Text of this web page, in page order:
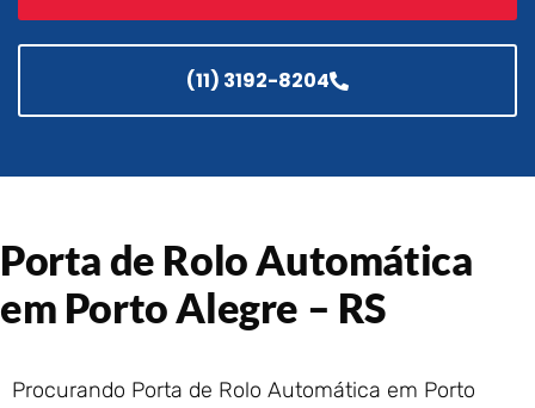
Meriti – RJ
Portão de Garagem de
Enrolar em São Gonçalo – RJ
Enrolar em Rio das Ostras –
Enrolar em Queimados – RJ
Portão de Garagem de
Enrolar em Petrópolis – RJ
(11) 3192-8204
Porta de Rolo Automática
em Porto Alegre – RS
Procurando Porta de Rolo Automática em Porto